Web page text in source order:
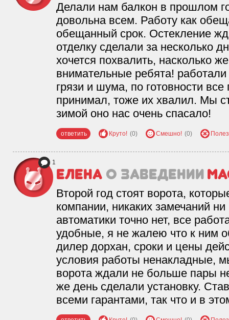
Делали нам балкон в прошлом
довольна всем. Работу как
обещанный срок. Остекление
отделку сделали за несколько
хочется похвалить, насколько
внимательные ребята!
грязи и шума, по готовности
принимал, тоже их хвалил. Мы
зимой оно нас очень спасало!
ответить Круто! (0) Смешно! (0)
1
Елена о заведении
Второй год стоят ворота,
компании, никаких замечаний
автоматики точно нет, все
удобные, я не жалею что к ним
дилер дорхан, сроки и цены
условия работы ненакладные,
ворота ждали не больше пары
же день сделали установку.
всеми гарантами, так что и в